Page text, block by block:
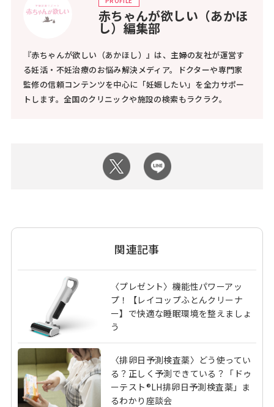
赤ちゃんが欲しい（あかほ
し）編集部
『赤ちゃんが欲しい（あかほし）』は、主婦の友社が運営す
る妊活・不妊治療のお悩み解決メディア。ドクターや専門家
監修の信頼コンテンツを中心に「妊娠したい」を全力サポー
トします。全国のクリニックや施設の検索もラクラク。
関連記事
〈プレゼント〉機能性パワーアッ
プ！【レイコップふとんクリーナ
ー】で快適な睡眠環境を整えましょ
う
〈排卵日予測検査薬〉どう使ってい
る？正しく予測できている？「ドゥ
ーテスト®LH排卵日予測検査薬」ま
るわかり座談会